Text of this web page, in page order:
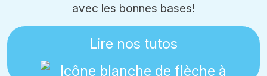
avec les bonnes bases!
Lire nos tutos